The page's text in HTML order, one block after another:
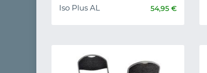
Iso Plus AL 54,95 €